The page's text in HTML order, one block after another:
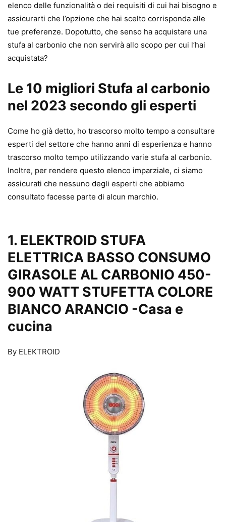
elenco delle funzionalità o dei requisiti di cui hai bisogno e
assicurarti che l’opzione che hai scelto corrisponda alle
tue preferenze. Dopotutto, che senso ha acquistare una
stufa al carbonio che non servirà allo scopo per cui l’hai
acquistata?
Le 10 migliori Stufa al carbonio
nel 2023 secondo gli esperti
Come ho già detto, ho trascorso molto tempo a consultare
esperti del settore che hanno anni di esperienza e hanno
trascorso molto tempo utilizzando varie stufa al carbonio.
Inoltre, per rendere questo elenco imparziale, ci siamo
assicurati che nessuno degli esperti che abbiamo
consultato facesse parte di alcun marchio.
1. ELEKTROID STUFA
ELETTRICA BASSO CONSUMO
GIRASOLE AL CARBONIO 450-
900 WATT STUFETTA COLORE
BIANCO ARANCIO -Casa e
cucina
By ELEKTROID